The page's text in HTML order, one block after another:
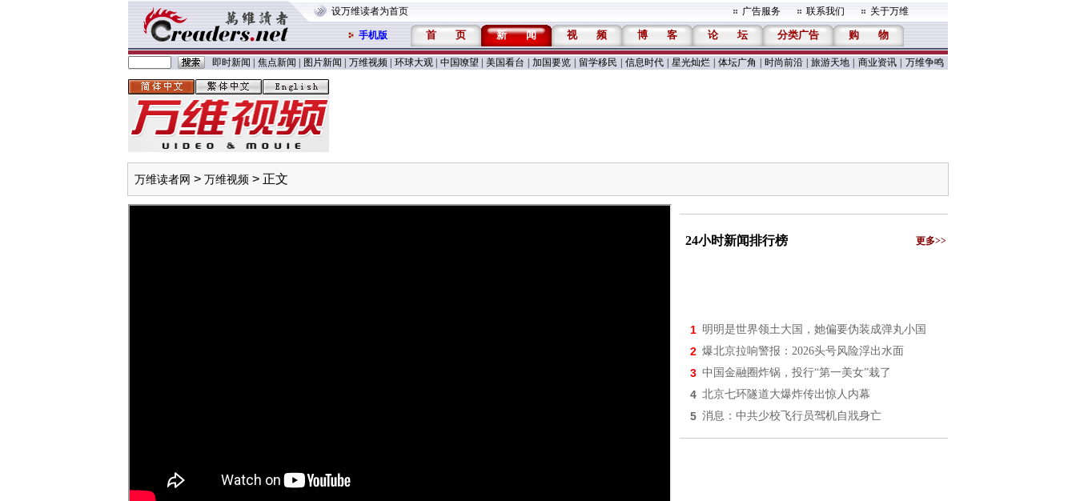
设万维读者为首页 广告服务 联系我们 关于万维
手机版 首 页 新 闻 视 频 博 客 论 坛 分类广告 购 物
即时新闻 焦点新闻 图片新闻 万维视频 环球大观 中国嘹望 美国看台 加国要览 留学移民 信息时代 星光灿烂 体坛广角 时尚前沿 旅游天地 商业资讯 万维争鸣
万维读者网 > 万维视频 > 正文
24小时新闻排行榜 更多>>
1 明明是世界领土大国，她偏要伪装成弹丸小国
2 爆北京拉响警报：2026头号风险浮出水面
3 中国金融圈炸锅，投行“第一美女”栽了
4 北京七环隧道大爆炸传出惊人内幕
5 消息：中共少校飞行员驾机自戕身亡